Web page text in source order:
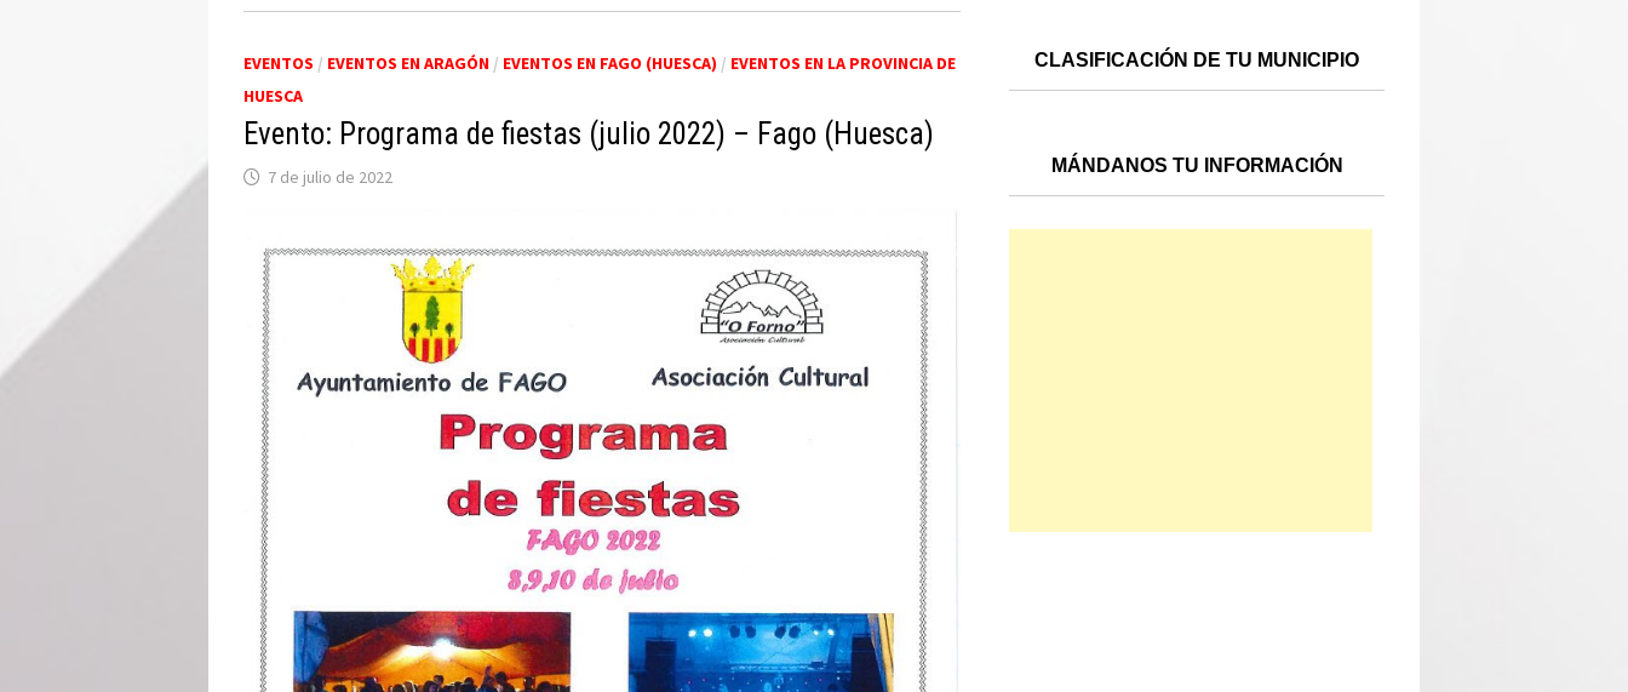
EVENTOS / EVENTOS EN ARAGÓN/ EVENTOS EN FAGO (HUESCA) / EVENTOS EN LA PROVINCIA DE
HUESCA
Evento: Programa de fiestas (julio 2022) – Fago (Huesca)
7 de julio de 2022
CLASIFICACIÓN DE TU MUNICIPIO
MÁNDANOS TU INFORMACIÓN